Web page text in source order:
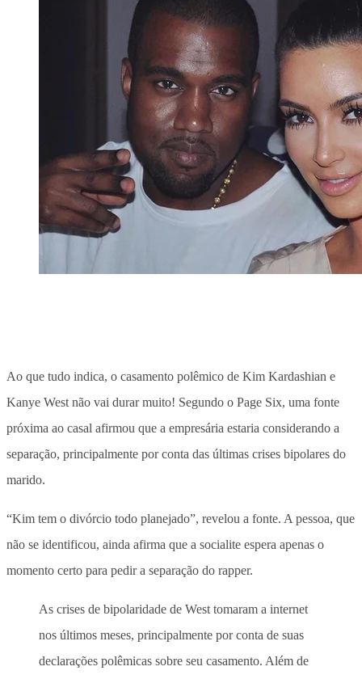
Ao que tudo indica, o casamento polêmico de Kim Kardashian e
Kanye West não vai durar muito! Segundo o Page Six, uma fonte
próxima ao casal afirmou que a empresária estaria considerando a
separação, principalmente por conta das últimas crises bipolares do
marido.
“Kim tem o divórcio todo planejado”, revelou a fonte. A pessoa, que
não se identificou, ainda afirma que a socialite espera apenas o
momento certo para pedir a separação do rapper.
As crises de bipolaridade de West tomaram a internet
nos últimos meses, principalmente por conta de suas
declarações polêmicas sobre seu casamento. Além de